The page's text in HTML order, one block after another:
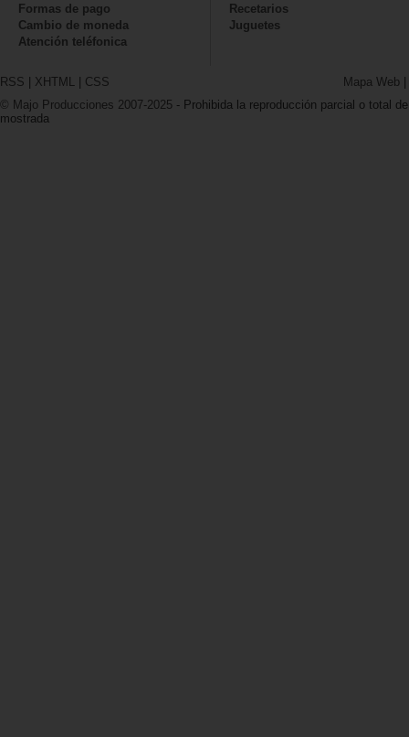
Formas de pago
Cambio de moneda
Atención teléfonica
Recetarios
Juguetes
RSS | XHTML | CSS Mapa Web |
© Majo Producciones 2007-2025 - Prohibida la reproducción parcial o total
mostrada